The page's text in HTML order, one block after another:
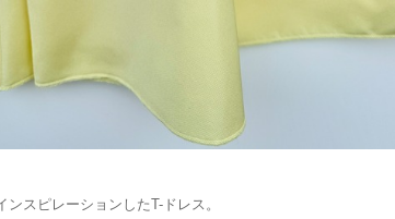
ンスピレーションしたT-ドレス。